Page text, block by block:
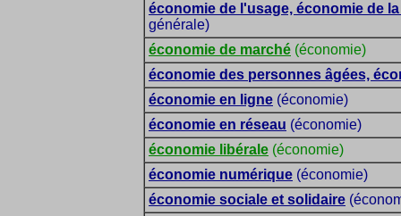
économie de l'usage, économie de
générale)
économie de marché (économie)
économie des personnes âgées,
économie en ligne (économie)
économie en réseau (économie)
économie libérale (économie)
économie numérique (économie)
économie sociale et solidaire